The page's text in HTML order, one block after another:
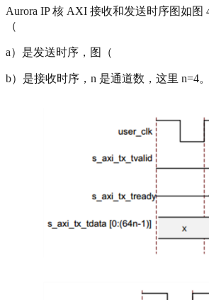
Aurora IP 核 AXI 接收和发送时序图如图
（
a）是发送时序，图（
b）是接收时序，n 是通道数，这里 n=4。